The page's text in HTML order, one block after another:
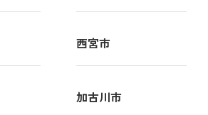
西宮市
加古川市